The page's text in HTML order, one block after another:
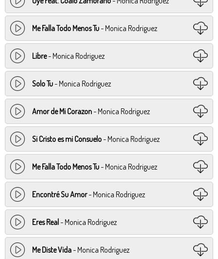
Me Falla Todo Menos Tu- Monica Rodriguez
Libre- Monica Rodriguez
Solo Tu- Monica Rodriguez
Amor de Mi Corazon- Monica Rodriguez
Si Cristo es mi Consuelo- Monica Rodriguez
Me Falla Todo Menos Tu- Monica Rodriguez
Encontré Su Amor- Monica Rodriguez
Eres Real- Monica Rodriguez
Me Diste Vida- Monica Rodriguez